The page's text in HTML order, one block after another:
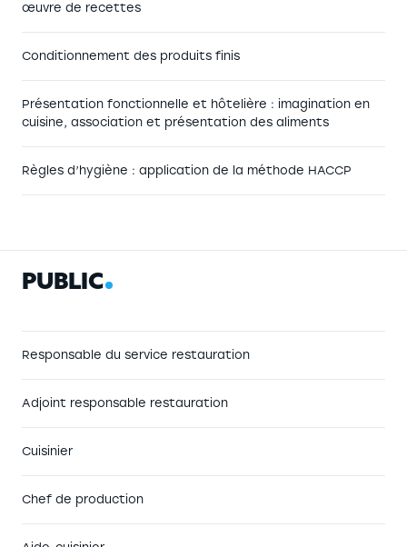
œuvre de recettes
Conditionnement des produits finis
Présentation fonctionnelle et hôtelière : imagination en
cuisine, association et présentation des aliments
Règles d’hygiène : application de la méthode HACCP
PUBLIC
Responsable du service restauration
Adjoint responsable restauration
Cuisinier
Chef de production